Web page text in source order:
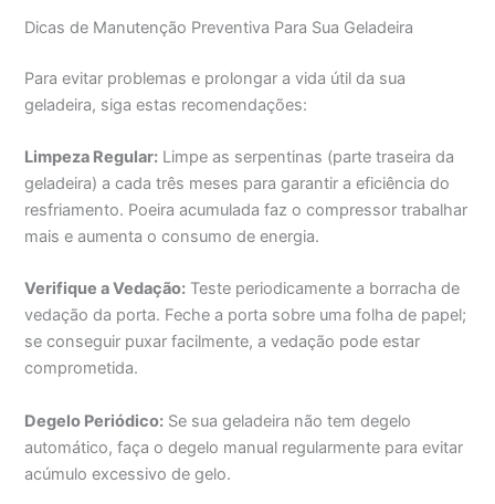
Dicas de Manutenção Preventiva Para Sua Geladeira
Para evitar problemas e prolongar a vida útil da sua
geladeira, siga estas recomendações:
Limpeza Regular: Limpe as serpentinas (parte traseira da
geladeira) a cada três meses para garantir a eficiência do
resfriamento. Poeira acumulada faz o compressor trabalhar
mais e aumenta o consumo de energia.
Verifique a Vedação: Teste periodicamente a borracha de
vedação da porta. Feche a porta sobre uma folha de papel;
se conseguir puxar facilmente, a vedação pode estar
comprometida.
Degelo Periódico: Se sua geladeira não tem degelo
automático, faça o degelo manual regularmente para evitar
acúmulo excessivo de gelo.